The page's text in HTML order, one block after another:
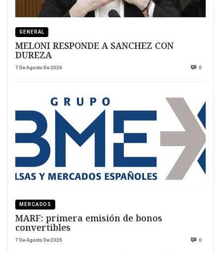
GENERAL
MELONI RESPONDE A SANCHEZ CON
DUREZA
7 De Agosto De 2026 0
MERCADOS
MARF: primera emisión de bonos
convertibles
7 De Agosto De 2026 0